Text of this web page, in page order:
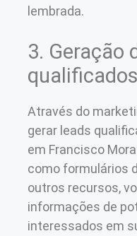
lembrada.
3. Geração
qualificados
Através do
gerar leads
em Francisco
como formulários
outros recursos,
informações de
interessados em